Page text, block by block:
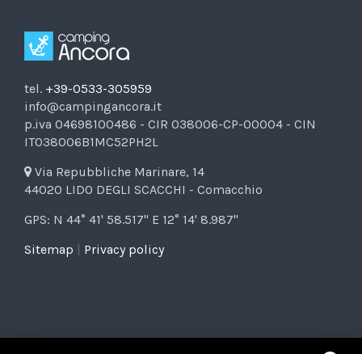
tel. +39-0533-305959
info@campingancora.it
p.iva 04698100486 - CIR 038006-CP-00004 - CIN
IT038006B1MC52PH2L
Via Repubbliche Marinare, 14
44020 LIDO DEGLI SCACCHI - Comacchio
GPS: N 44° 41' 58.517" E 12° 14' 8.987"
Sitemap | Privacy policy